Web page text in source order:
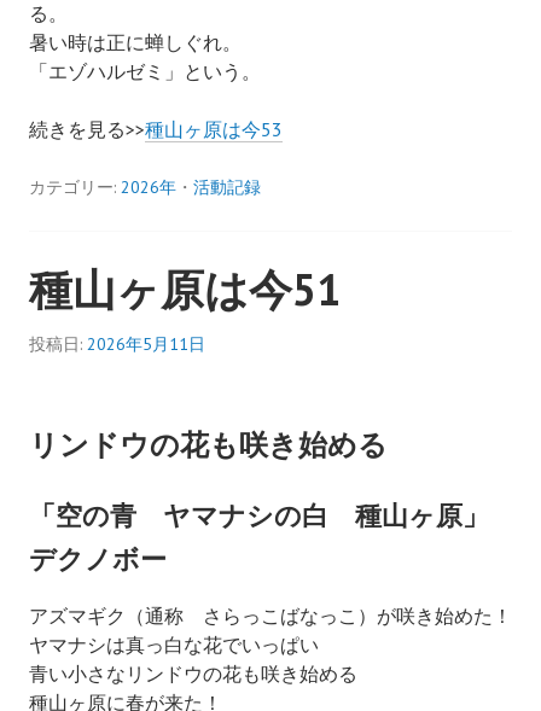
る。
暑い時は正に蝉しぐれ。
「エゾハルゼミ」という。
続きを見る>>種山ヶ原は今53
カテゴリー: 2026年 ・ 活動記録
種山ヶ原は今51
投稿日: 2026年5月11日
リンドウの花も咲き始める
「空の青 ヤマナシの白 種山ヶ原」
デクノボー
アズマギク（通称 さらっこばなっこ）が咲き始めた！
ヤマナシは真っ白な花でいっぱい
青い小さなリンドウの花も咲き始める
種山ヶ原に春が来た！